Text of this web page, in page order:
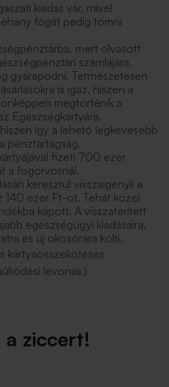
kiadás vár, mivel
fogát pedig tömni
mert olvasott
számlájára,
gyarapodni. Természetesen
is igaz, hiszen a
megtörténik a
Egészségkártyára.
így a lehető legkevesebb
pénztártagság.
fizeti 700 ezer
a fogorvosnál.
keresztül visszaigényli a
ezer Ft-ot. Tehát közel
kapott. A visszatérített
egészségügyi kiadásaira.
és új okosórára költi.
kártyaösszekötéses
levonás.)
a ziccert!